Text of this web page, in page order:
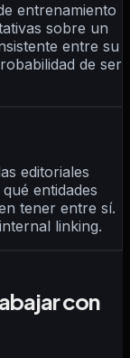
entrenamiento
sobre un
entre su
de ser
editoriales
entidades
tener entre sí.
linking.
con